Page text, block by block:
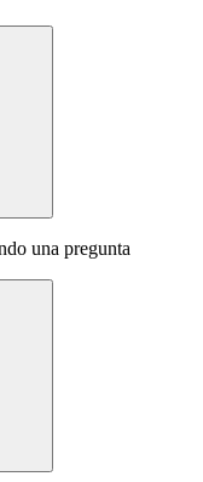
una pregunta